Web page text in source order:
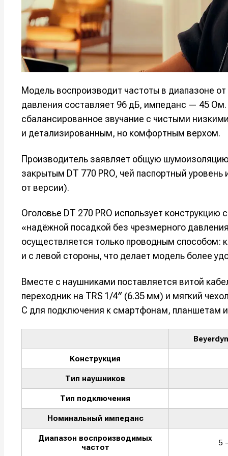
Например,
Вы
почта
Нажимая на
Например,
Вы
почта
Нажимая на
Например,
Вы
почта
Нажимая на
Софт
Индустрия
🎙️ Подкаст
📖
👷
Скоро тут
Например,
Вы
почта
Нажимая на
Софт
Индустрия
🎙️ Подкаст
📖
👷
Скоро тут
Модель воспроизводит частоты в диапазоне
давления составляет 96 дБ, импеданс — 45
сбалансированное звучание с чистыми
и детализированным, но комфортным верхом.
Производитель заявляет общую
закрытым DT 770 PRO, чей паспортный
от версии).
Оголовье DT 270 PRO использует
«надёжной посадкой без чрезмерного
осуществляется только проводным способом:
и с левой стороны, что делает модель более
Вместе с наушниками поставляется витой
переходник на TRS 1/4″ (6.35 мм) и мягкий
C для подключения к смартфонам, планшетам
Конструкция
Тип наушников
Тип подключения
Номинальный импеданс
Диапазон воспроизводимых
частот
5